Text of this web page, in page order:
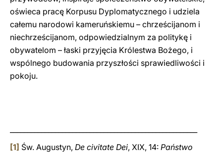
oświeca pracę Korpusu Dyplomatycznego i udziela
całemu narodowi kameruńskiemu – chrześcijanom i
niechrześcijanom, odpowiedzialnym za politykę i
obywatelom – łaski przyjęcia Królestwa Bożego, i
wspólnego budowania przyszłości sprawiedliwości i
pokoju.
[1] Św. Augustyn, De civitate Dei, XIX, 14: Państwo